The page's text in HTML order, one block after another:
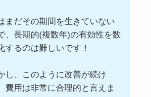
まだその期間を生きていない
、長期的(複数年)の有効性を数
するのは難しいです！
し、このように改善が続け
費用は非常に合理的と言えま